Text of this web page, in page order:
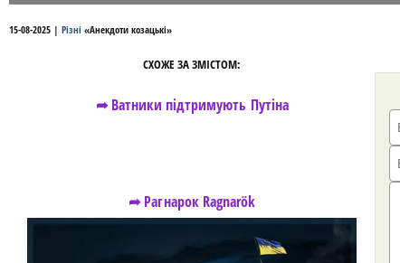
15-08-2025 | Різні «Анекдоти козацькі»
СХОЖЕ ЗА ЗМІСТОМ:
➦ Ватники підтримують Путіна
➦ Рагнарок Ragnarök